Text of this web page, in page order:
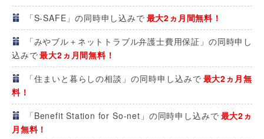
「S-SAFE」の同時申し込みで 最大2ヵ月間無料！
「みやブル＋ネットトラブル弁護士費用保証」の同時申し
込みで最大2ヵ月間無料！
「住まいと暮らしの相談」の同時申し込みで 最大2ヵ月無
料！
「Benefit Station for So-net」の同時申し込みで 最大2ヵ
月無料！